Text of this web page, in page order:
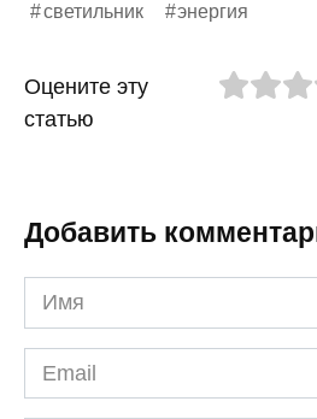
светильник энергия
Оцените эту
статью
Добавить
Имя
*
Email
*